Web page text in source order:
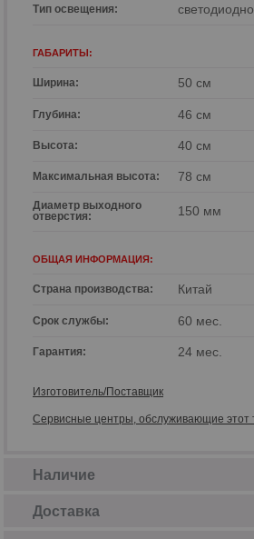
Тип освещения:
ГАБАРИТЫ:
Ширина: 50 см
Глубина: 46 см
Высота: 40 см
Максимальная высота: 78 см
Диаметр выходного
отверстия:
150 мм
ОБЩАЯ ИНФОРМАЦИЯ:
Страна производства: Китай
Срок службы: 60 мес.
Гарантия: 24 мес.
Изготовитель/Поставщик
Сервисные центры, обслуживающие этот
Наличие
Доставка